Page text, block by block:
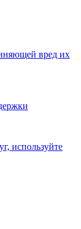
вред их
используйте